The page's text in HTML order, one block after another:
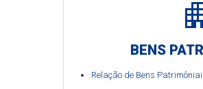
BENS
Relação de Bens